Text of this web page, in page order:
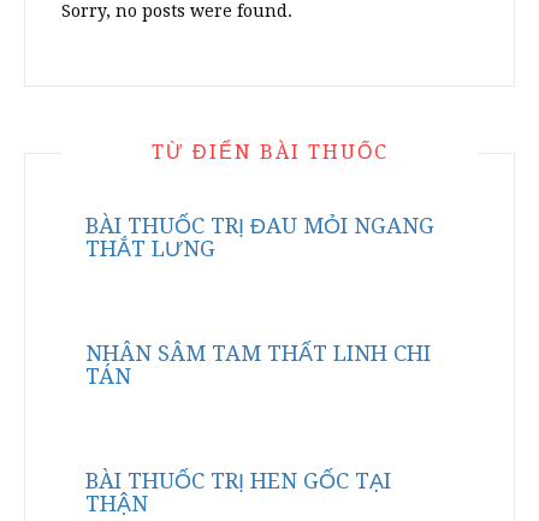
Sorry, no posts were found.
TỪ ĐIỂN BÀI THUỐC
BÀI THUỐC TRỊ ĐAU MỎI NGANG
THẮT LƯNG
NHÂN SÂM TAM THẤT LINH CHI
TÁN
BÀI THUỐC TRỊ HEN GỐC TẠI
THẬN